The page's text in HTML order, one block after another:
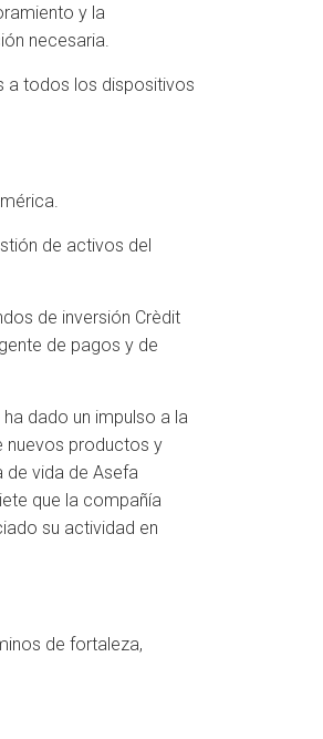
y la
necesaria.
a todos los dispositivos
de activos del
de inversión Crèdit
de pagos y de
dado un impulso a la
nuevos productos y
de vida de Asefa
que la compañía
su actividad en
de fortaleza,